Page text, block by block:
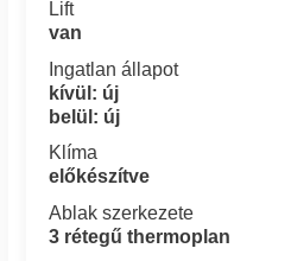
Lift
van
Ingatlan állapot
kívül: új
belül: új
Klíma
előkészítve
Ablak szerkezete
3 rétegű thermoplan